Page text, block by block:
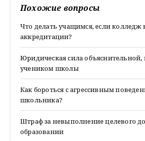
Похожие вопросы
Что делать учащимся, если колледж
аккредитации?
Юридическая сила
учеником школы
Как бороться с агрессивным
школьника?
Штраф за невыполнение целевого
образовании